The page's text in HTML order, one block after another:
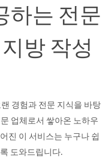
하는 전문
방 작성
경험과 전문 지식을 바탕
업체로서 쌓아온 노하우
진 이 서비스는 누구나 쉽
도와드립니다.